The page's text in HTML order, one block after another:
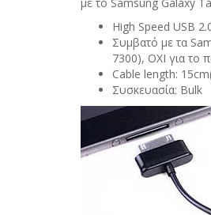
High Speed USB
Συμβατό με τα
7300), ΟΧΙ για το
Cable length:
Συσκευασία: Bulk